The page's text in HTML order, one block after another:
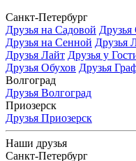
Санкт-Петербург
Друзья на Садовой
Друзья на Сенной Друзья
Друзья Лайт Друзья у
Друзья Обухов Друзья
Волгоград
Друзья Волгоград
Приозерск
Друзья Приозерск
Наши друзья
Санкт-Петербург